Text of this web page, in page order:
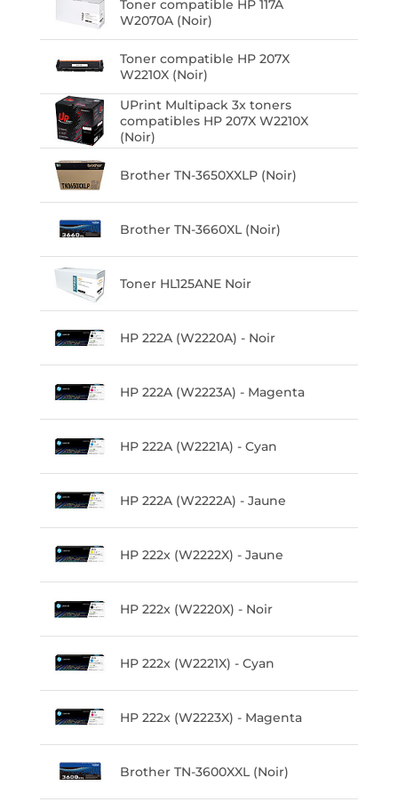
Toner compatible HP 117A
W2070A (Noir)
Toner compatible HP 207X
W2210X (Noir)
UPrint Multipack 3x toners
compatibles HP 207X W2210X
(Noir)
Brother TN-3650XXLP (Noir)
Brother TN-3660XL (Noir)
Toner HL125ANE Noir
HP 222A (W2220A) - Noir
HP 222A (W2223A) - Magenta
HP 222A (W2221A) - Cyan
HP 222A (W2222A) - Jaune
HP 222x (W2222X) - Jaune
HP 222x (W2220X) - Noir
HP 222x (W2221X) - Cyan
HP 222x (W2223X) - Magenta
Brother TN-3600XXL (Noir)